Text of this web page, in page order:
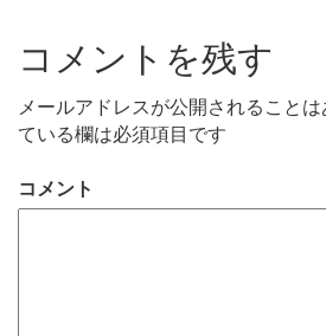
コメントを残す
メールアドレスが公開されることは
ている欄は必須項目です
コメント